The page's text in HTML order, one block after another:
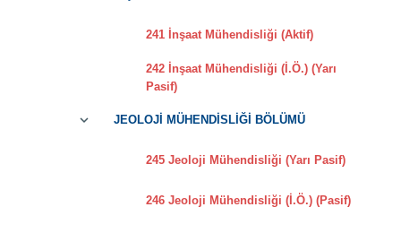
241 İnşaat Mühendisliği (Aktif)
242 İnşaat Mühendisliği (İ.Ö.) (Yarı
Pasif)
JEOLOJİ MÜHENDİSLİĞİ BÖLÜMÜ
245 Jeoloji Mühendisliği (Yarı Pasif)
246 Jeoloji Mühendisliği (İ.Ö.) (Pasif)